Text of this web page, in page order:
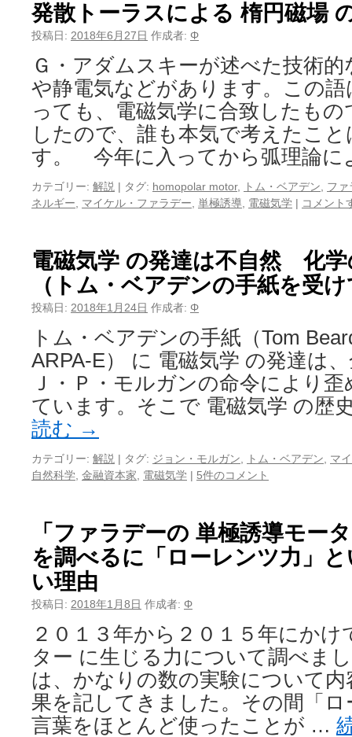
発散トーラスによる 楕円磁場
投稿日: 2018年6月27日 作成者: Φ
Ｇ・アダムスキーが述べた技術
や静電気などがあります。この
っても、電磁気学に合致したも
したので、誰も本気で考えたこ
す。 今年に入ってから弧理論
カテゴリー: 解説 | タグ: homopolar motor, トム・ベアデン
ファ
ネルギー
マイケル・ファラデー 単極誘導 電磁気学 | コメント
電磁気学 の発達は不自然 化学
（トム・ベアデンの手紙を受
投稿日: 2018年1月24日 作成者: Φ
トム・ベアデンの手紙（Tom
ARPA-E） に 電磁気学 の発達は
Ｊ・Ｐ・モルガンの命令により
ています。そこで 電磁気学 の歴
読む →
カテゴリー: 解説 | タグ: ジョン・モルガン トム・ベアデン
マ
自然科学 金融資本家 電磁気学 | 5件のコメント
「ファラデーの 単極誘導モー
を調べるに「ローレンツ力」
い理由
投稿日: 2018年1月8日 作成者: Φ
２０１３年から２０１５年にかけ
ター に生じる力について調べま
は、かなりの数の実験について
果を記してきました。その間「
言葉をほとんど使ったことが …